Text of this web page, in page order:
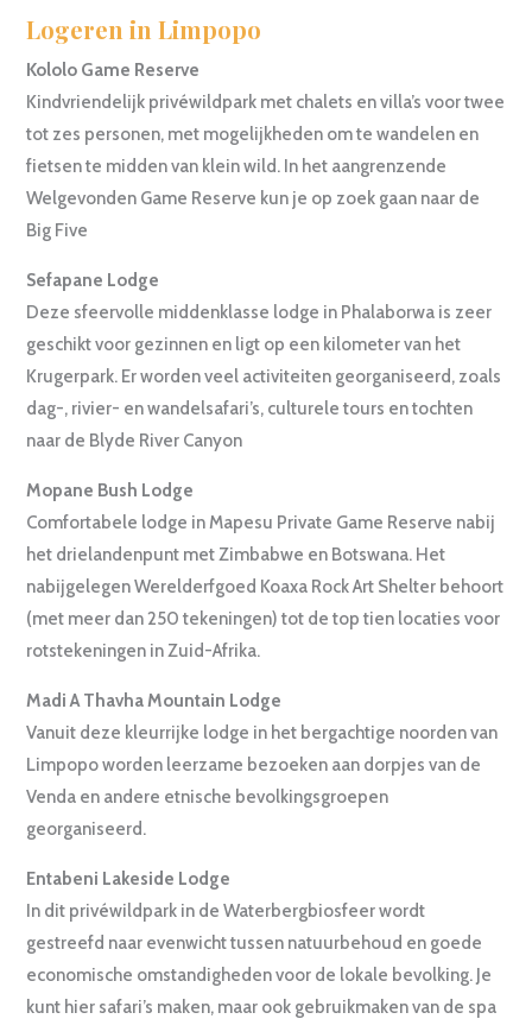
Logeren in Limpopo
Kololo Game Reserve
Kindvriendelijk privéwildpark met chalets en villa’s voor twee
tot zes personen, met mogelijkheden om te wandelen en
fietsen te midden van klein wild. In het aangrenzende
Welgevonden Game Reserve kun je op zoek gaan naar de
Big Five
Sefapane Lodge
Deze sfeervolle middenklasse lodge in Phalaborwa is zeer
geschikt voor gezinnen en ligt op een kilometer van het
Krugerpark. Er worden veel activiteiten georganiseerd, zoals
dag-, rivier- en wandelsafari’s, culturele tours en tochten
naar de Blyde River Canyon
Mopane Bush Lodge
Comfortabele lodge in Mapesu Private Game Reserve nabij
het drielandenpunt met Zimbabwe en Botswana. Het
nabijgelegen Werelderfgoed Koaxa Rock Art Shelter behoort
(met meer dan 250 tekeningen) tot de top tien locaties voor
rotstekeningen in Zuid-Afrika.
Madi A Thavha Mountain Lodge
Vanuit deze kleurrijke lodge in het bergachtige noorden van
Limpopo worden leerzame bezoeken aan dorpjes van de
Venda en andere etnische bevolkingsgroepen
georganiseerd.
Entabeni Lakeside Lodge
In dit privéwildpark in de Waterbergbiosfeer wordt
gestreefd naar evenwicht tussen natuurbehoud en goede
economische omstandigheden voor de lokale bevolking. Je
kunt hier safari’s maken, maar ook gebruikmaken van de spa